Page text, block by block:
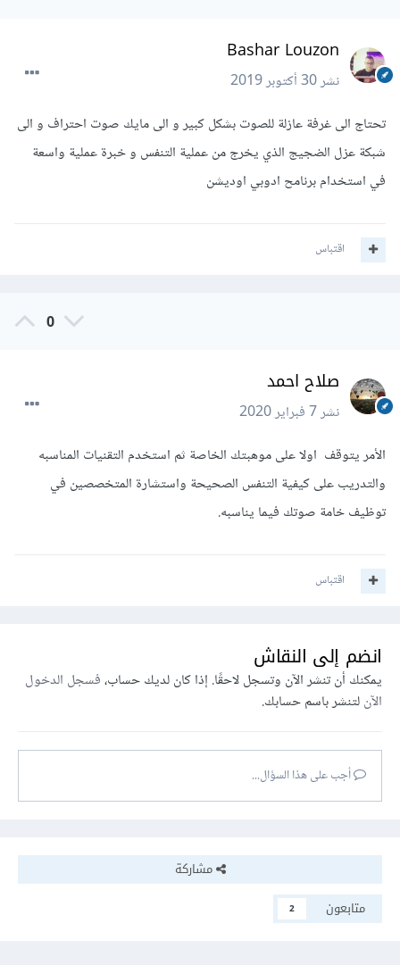
Bashar Louzon
نشر30 أكتوبر 2019
تحتاج الى غرفة عازلة للصوت بشكل كبير و الى مايك صوت احتراف و الى
شبكة عزل الضجيج الذي يخرج من عملية التنفس و خبرة عملية واسعة
في استخدام برنامح ادوبي اوديشن
اقتباس
0
صلاح احمد
نشر7 فبراير 2020
الأمر يتوقف اولا على موهبتك الخاصة ثم استخدم التقنيات المناسبه
والتدريب على كيفية التنفس الصحيحة واستشارة المتخصصين في
توظيف خامة صوتك فيما يناسبه.
اقتباس
انضم إلى النقاش
يمكنك أن تنشر الآن وتسجل لاحقًا. إذا كان لديك حساب،فسجل الدخول
الآنلتنشر باسم حسابك.
أجب على هذا السؤال...
مشاركة
متابعون
2